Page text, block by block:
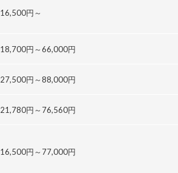
16,500円～
18,700円～66,000円
27,500円～88,000円
21,780円～76,560円
16,500円～ 77,000円